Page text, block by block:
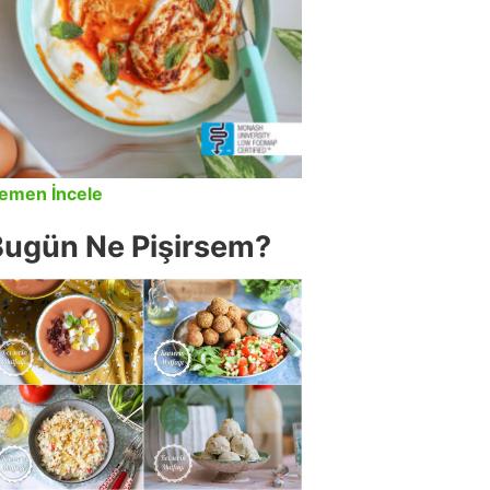
İncele
Ne Pişirsem?